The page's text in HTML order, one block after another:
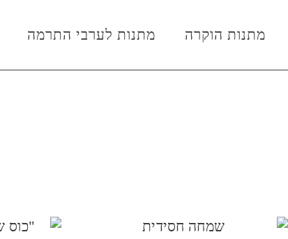
מתנות הוקרה מתנות לערבי התרמה